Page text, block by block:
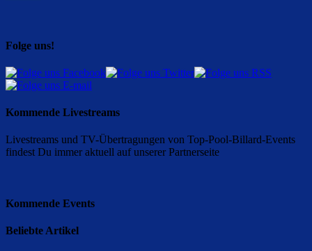
Folge uns!
Kommende Livestreams
Livestreams und TV-Übertragungen von Top-Pool-Billard-Events
findest Du immer aktuell auf unserer Partnerseite
Kommende Events
Beliebte Artikel